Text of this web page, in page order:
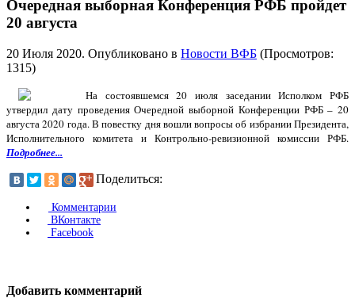
Очередная выборная Конференция РФБ пройдет
20 августа
20 Июля 2020. Опубликовано в Новости ВФБ (Просмотров:
1315)
На состоявшемся 20 июля заседании Исполком РФБ
утвердил дату проведения Очередной выборной Конференции РФБ – 20
августа 2020 года. В повестку дня вошли вопросы об избрании Президента,
Исполнительного комитета и Контрольно-ревизионной комиссии РФБ.
Подробнее...
Поделиться:
Комментарии
ВКонтакте
Facebook
Добавить комментарий